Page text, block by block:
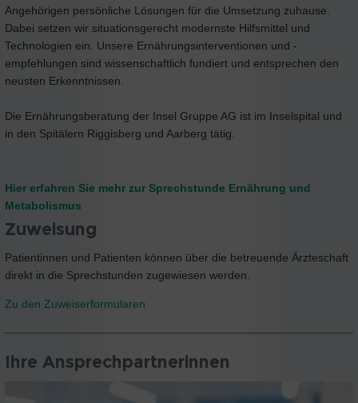
Angehörigen persönliche Lösungen für die Umsetzung zuhause.
Dabei setzen wir situationsgerecht modernste Hilfsmittel und
Technologien ein. Unsere Ernährungsinterventionen und -
empfehlungen sind wissenschaftlich fundiert und entsprechen den
neusten Erkenntnissen.
Die Ernährungsberatung der Insel Gruppe AG ist im Inselspital und
in den Spitälern Riggisberg und Aarberg tätig.
Hier erfahren Sie mehr zur Sprechstunde Ernährung und
Metabolismus
Zuweisung
Patientinnen und Patienten können über die betreuende Ärzteschaft
direkt in die Sprechstunden zugewiesen werden.
Zu den Zuweiserformularen
Ihre Ansprechpartnerinnen